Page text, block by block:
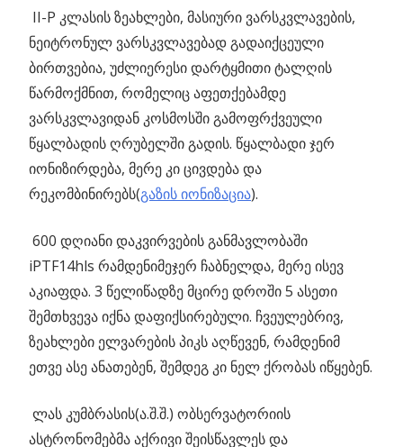
II-P კლასის ზეახლები, მასიური ვარსკვლავების,
ნეიტრონულ ვარსკვლავებად გადაიქცეული
ბირთვებია, უძლიერესი დარტყმითი ტალღის
წარმოქმნით, რომელიც აფეთქებამდე
ვარსკვლავიდან კოსმოსში გამოფრქვეული
წყალბადის ღრუბელში გადის. წყალბადი ჯერ
იონიზირდება, მერე კი ცივდება და
რეკომბინირებს(გაზის იონიზაცია).
600 დღიანი დაკვირვების განმავლობაში
iPTF14hls რამდენიმეჯერ ჩაბნელდა, მერე ისევ
აკიაფდა. 3 წელიწადზე მცირე დროში 5 ასეთი
შემთხვევა იქნა დაფიქსირებული. ჩვეულებრივ,
ზეახლები ელვარების პიკს აღწევენ, რამდენიმ
ეთვე ასე ანათებენ, შემდეგ კი ნელ ქრობას იწყებენ.
ლას კუმბრასის(ა.შ.შ.) ობსერვატორიის
ასტრონომებმა აქრივი შეისწავლეს და